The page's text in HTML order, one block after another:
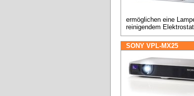
ermöglichen eine
reinigendem
SONY VPL-MX25